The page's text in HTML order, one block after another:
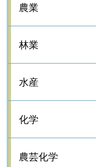
農業
林業
水産
化学
農芸化学